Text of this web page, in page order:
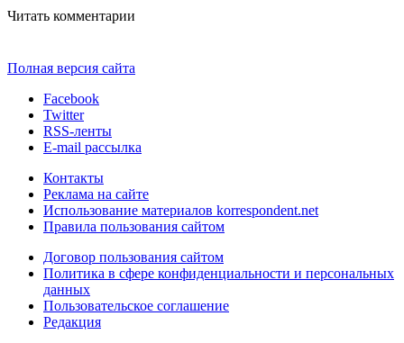
Читать комментарии
Полная версия сайта
Facebook
Twitter
RSS-ленты
E-mail рассылка
Контакты
Реклама на сайте
Использование материалов korrespondent.net
Правила пользования сайтом
Договор пользования сайтом
Политика в сфере конфиденциальности и персональных
данных
Пользовательское соглашение
Редакция